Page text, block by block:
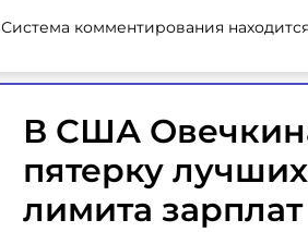
Система комментирования
В США
пятерку
лимита зарплат